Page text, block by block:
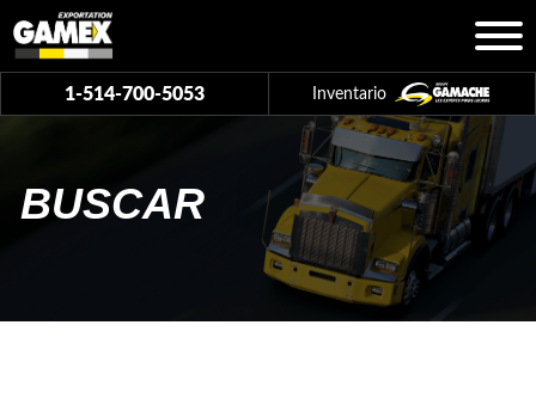
1-514-700-5053 Inventario
BUSCAR